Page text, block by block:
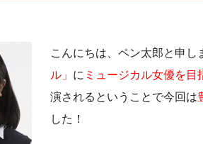
こんにちは、ペン太郎と申し
ル」 に ミュージカル女優を
演されるということで今回は
した！